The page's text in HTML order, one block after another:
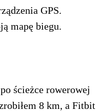
GPS.
mapę biegu.
ścieżce rowerowej
8 km, a Fitbit